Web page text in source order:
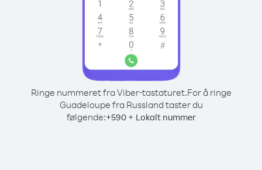
Ringe nummeret fra Viber-tastaturet.For å ringe
Guadeloupe fra Russland taster du
følgende:+590+ Lokalt nummer